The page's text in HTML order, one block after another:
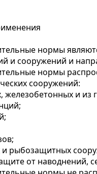
нормы
и сооружений и
нормы
сооружений:
железобетонных и из
рыбозащитных
от наводнений,